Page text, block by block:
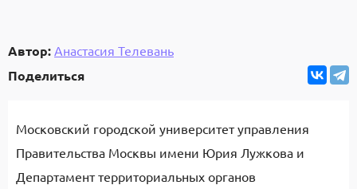
Автор: Анастасия Телевань
Поделиться
Московский городской университет управления
Правительства Москвы имени Юрия Лужкова и
Департамент территориальных органов